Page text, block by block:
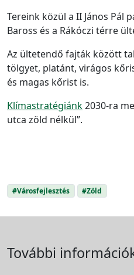
Tereink közül a II János Pál
Baross és a Rákóczi térre
Az ültetendő fajták között
tölgyet, platánt, virágos
és magas kőrist is.
Klímastratégiánk2030-ra
utca zöld nélkül”.
#Városfejlesztés #Zöld
További